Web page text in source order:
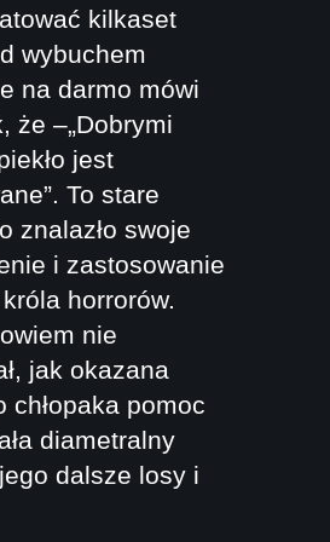
kilkaset
wybuchem
na darmo mówi
że –„Dobrymi
jest
To stare
znalazło swoje
i zastosowanie
horrorów.
nie
jak okazana
chłopaka pomoc
diametralny
dalsze losy i